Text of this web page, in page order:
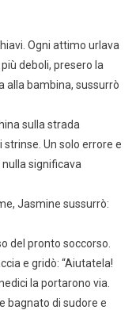
Ogni attimo urlava
deboli, presero la
alla bambina, sussurrò
sulla strada
strinse. Un solo errore e
significava
Jasmine sussurrò:
del pronto soccorso.
e gridò: “Aiutatela!
la portarono via.
bagnato di sudore e